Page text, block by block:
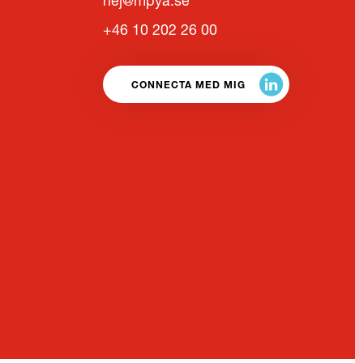
+46 10 202 26 00
CONNECTA MED MIG